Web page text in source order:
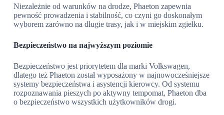
Niezależnie od warunków na drodze, Phaeton zapewnia
pewność prowadzenia i stabilność, co czyni go doskonałym
wyborem zarówno na długie trasy, jak i w miejskim zgiełku.
Bezpieczeństwo na najwyższym poziomie
Bezpieczeństwo jest priorytetem dla marki Volkswagen,
dlatego też Phaeton został wyposażony w najnowocześniejsze
systemy bezpieczeństwa i asystencji kierowcy. Od systemu
rozpoznawania pieszych po aktywny tempomat, Phaeton dba
o bezpieczeństwo wszystkich użytkowników drogi.